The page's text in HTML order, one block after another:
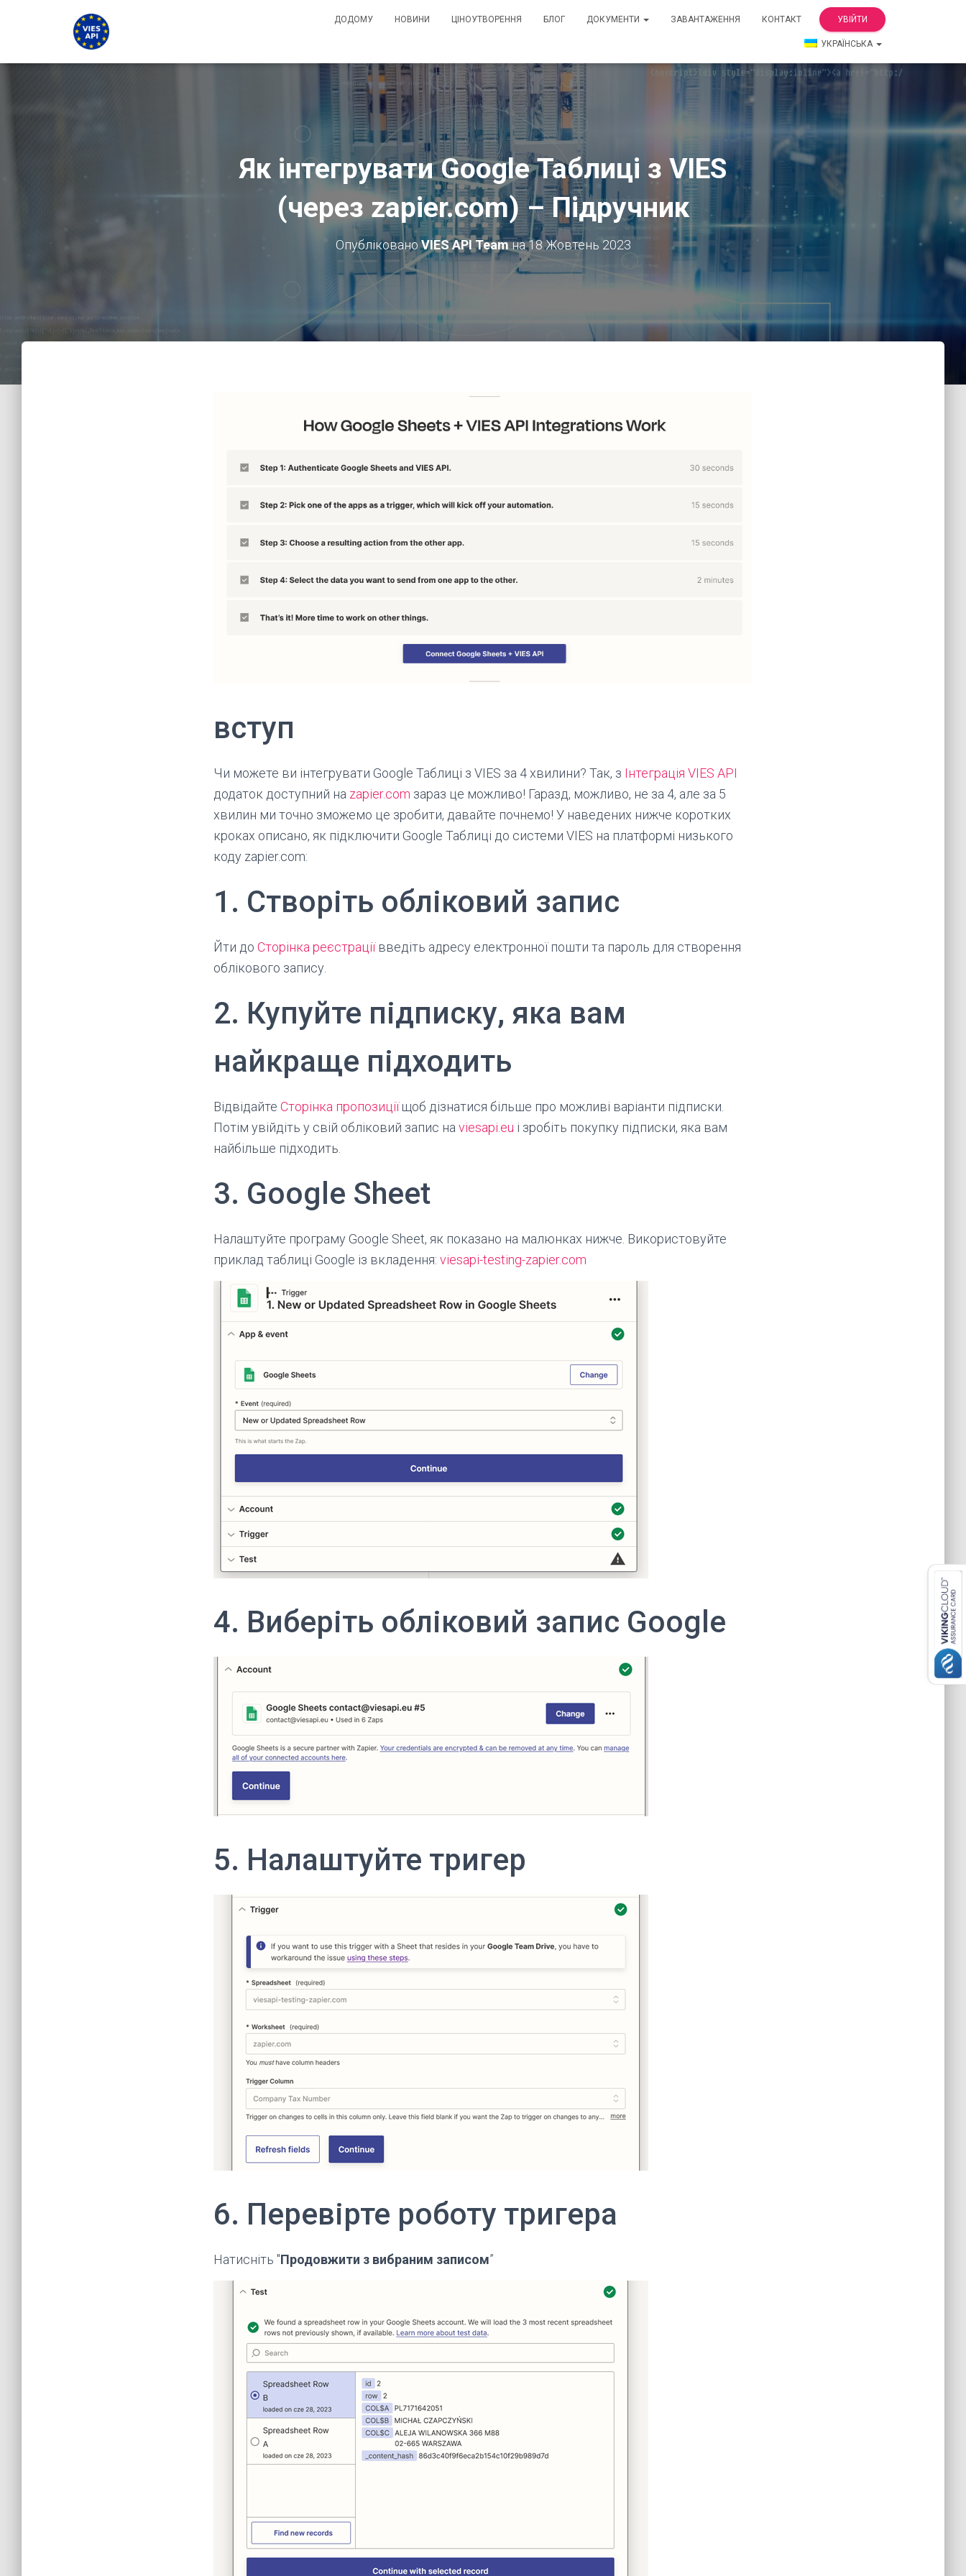
ДОДОМУ НОВИНИ ЦІНОУТВОРЕННЯ БЛОГ ДОКУМЕНТИ ЗАВАНТАЖЕННЯ КОНТАКТ УВІЙТИ
УКРАЇНСЬКА
Як інтегрувати Google Таблиці з VIES
(через zapier.com) – Підручник
ОпублікованоVIES API Teamна18 Жовтень 2023
вступ
Чи можете ви інтегрувати Google Таблиці з VIES за 4 хвилини? Так, з Інтеграція VIES API
додаток доступний на zapier.com зараз це можливо! Гаразд, можливо, не за 4, але за 5
хвилин ми точно зможемо це зробити, давайте почнемо! У наведених нижче коротких
кроках описано, як підключити Google Таблиці до системи VIES на платформі низького
коду zapier.com:
1. Створіть обліковий запис
Йти до Сторінка реєстраціївведіть адресу електронної пошти та пароль для створення
облікового запису.
2. Купуйте підписку, яка вам
найкраще підходить
Відвідайте Сторінка пропозиціїщоб дізнатися більше про можливі варіанти підписки.
Потім увійдіть у свій обліковий запис на viesapi.eu і зробіть покупку підписки, яка вам
найбільше підходить.
3. Google Sheet
Налаштуйте програму Google Sheet, як показано на малюнках нижче. Використовуйте
приклад таблиці Google із вкладення: viesapi-testing-zapier.com
4. Виберіть обліковий запис Google
5. Налаштуйте тригер
6. Перевірте роботу тригера
Натисніть "Продовжити з вибраним записом”